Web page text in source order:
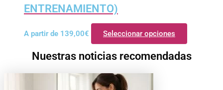
ENTRENAMIENTO)
A partir de 139,00€ Seleccionar opciones
Nuestras noticias recomendadas